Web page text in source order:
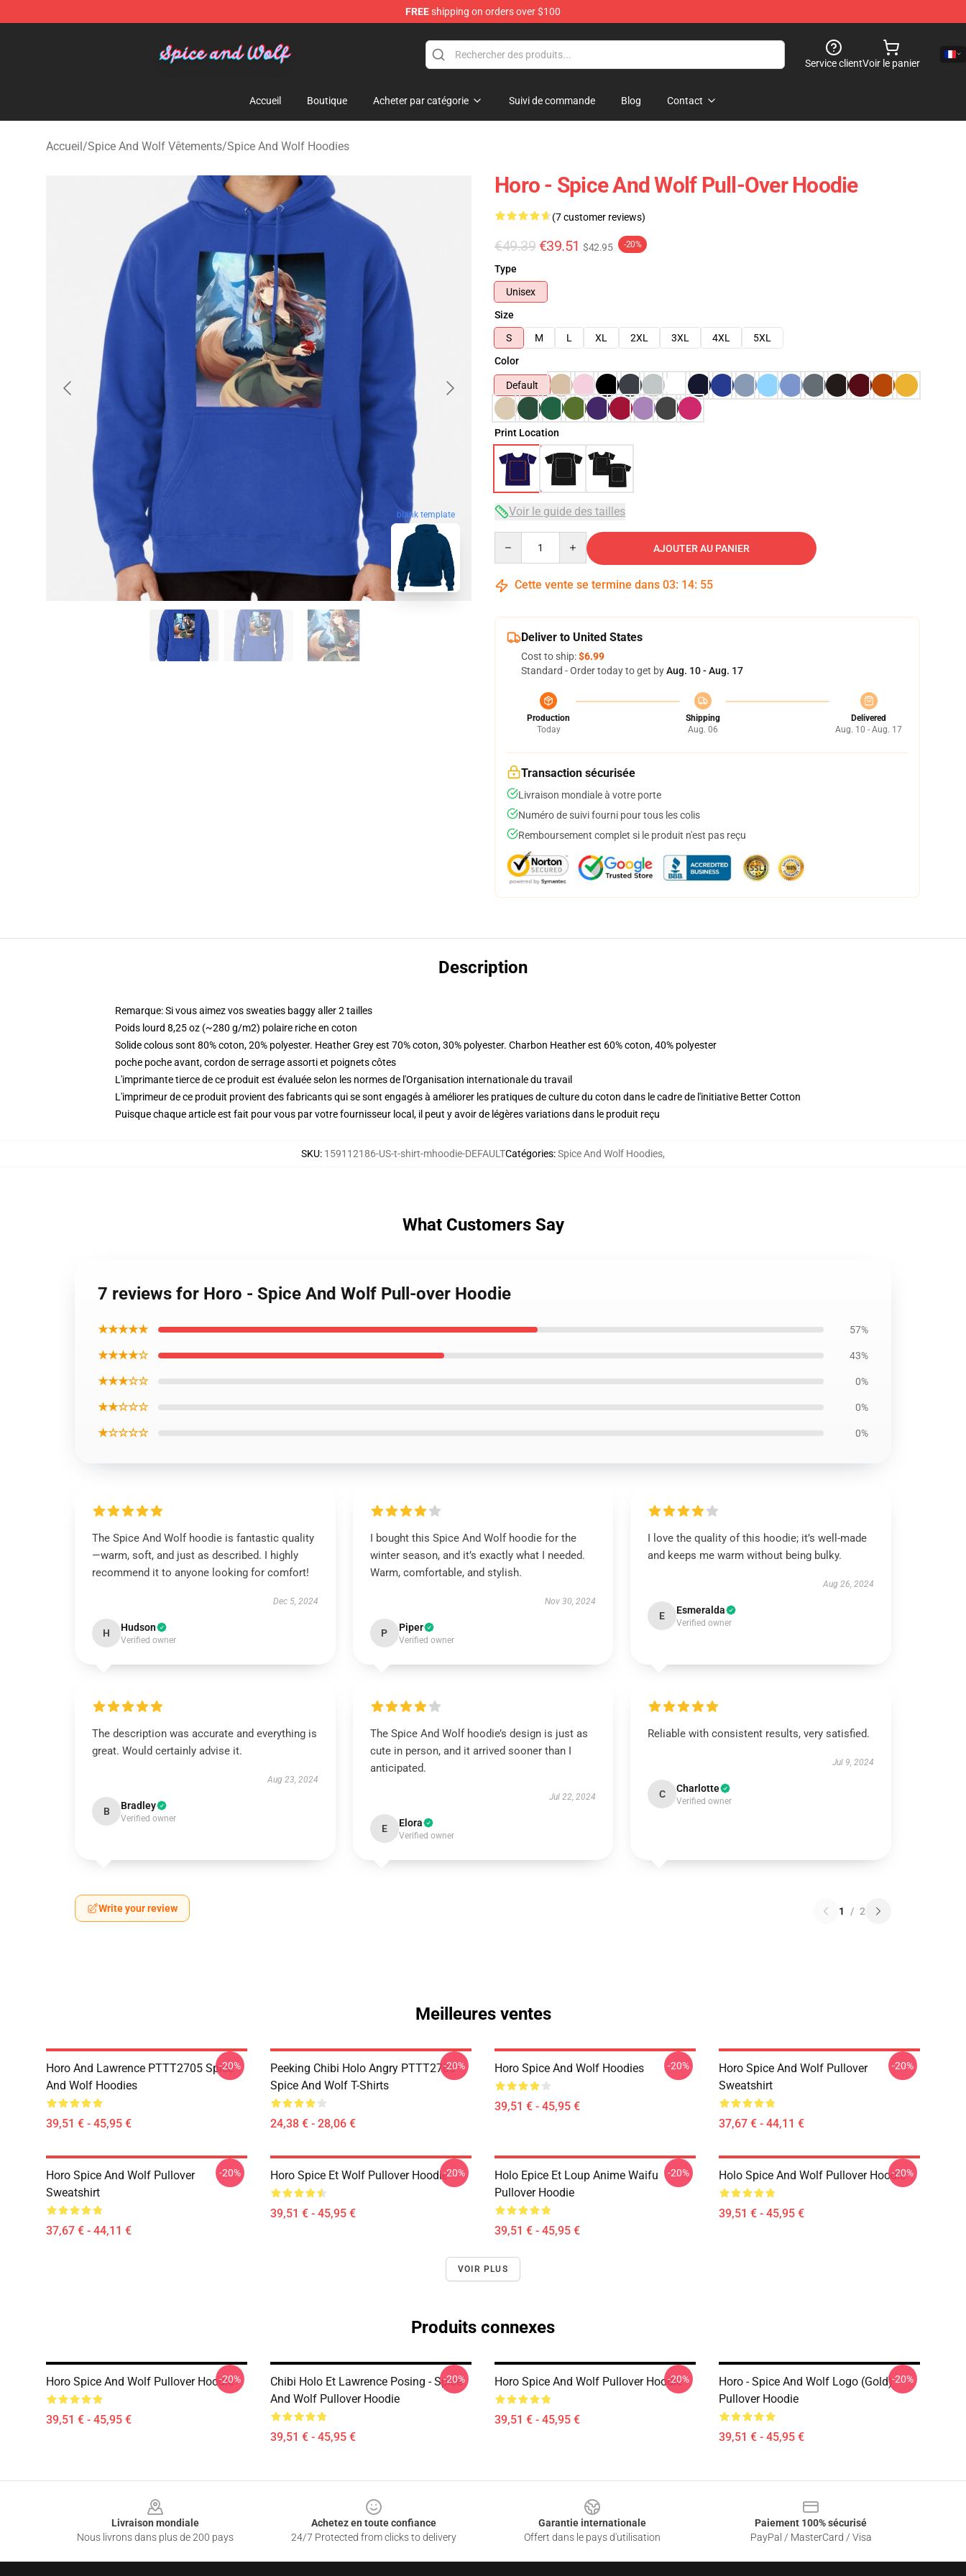
FREEshipping on orders over $100
Service clientVoir le panier
Accueil Boutique Acheter par catégorie Suivi de commande Blog Contact
Accueil/Spice And Wolf Vêtements/Spice And Wolf Hoodies
blank template
Horo - Spice And Wolf Pull-Over Hoodie
(7 customer reviews)
€49.39 €39.51 $42.95 -20%
Type
Unisex
Size
S
M L XL 2XL 3XL 4XL
5XL
Color
Default
Print Location
Voir le guide des tailles
AJOUTER AU PANIER
Cette vente se termine dans 03: 14: 54
Deliver to United States
Cost to ship:$6.99
Standard - Order today to get byAug. 10 - Aug. 17
Production
Today
Shipping
Aug. 06
Delivered
Aug. 10 - Aug. 17
Transaction sécurisée
Livraison mondiale à votre porte
Numéro de suivi fourni pour tous les colis
Remboursement complet si le produit n'est pas reçu
Description
Remarque: Si vous aimez vos sweaties baggy aller 2 tailles
Poids lourd 8,25 oz (~280 g/m2) polaire riche en coton
Solide colous sont 80% coton, 20% polyester. Heather Grey est 70% coton, 30% polyester. Charbon Heather est 60% coton, 40% polyester
poche poche avant, cordon de serrage assorti et poignets côtes
L'imprimante tierce de ce produit est évaluée selon les normes de l'Organisation internationale du travail
L'imprimeur de ce produit provient des fabricants qui se sont engagés à améliorer les pratiques de culture du coton dans le cadre de l'initiative Better Cotton
Puisque chaque article est fait pour vous par votre fournisseur local, il peut y avoir de légères variations dans le produit reçu
SKU: 159112186-US-t-shirt-mhoodie-DEFAULTCatégories:Spice And Wolf Hoodies,
What Customers Say
7 reviews for Horo - Spice And Wolf Pull-over Hoodie
★★★★★ 57%
★★★★☆ 43%
★★★☆☆ 0%
★★☆☆☆ 0%
★☆☆☆☆ 0%
The Spice And Wolf hoodie is fantastic quality
—warm, soft, and just as described. I highly
recommend it to anyone looking for comfort!
Dec 5, 2024
H Hudson
Verified owner
I bought this Spice And Wolf hoodie for the
winter season, and it’s exactly what I needed.
Warm, comfortable, and stylish.
Nov 30, 2024
P Piper
Verified owner
I love the quality of this hoodie; it’s well-made
and keeps me warm without being bulky.
Aug 26, 2024
E Esmeralda
Verified owner
The description was accurate and everything is
great. Would certainly advise it.
Aug 23, 2024
B Bradley
Verified owner
The Spice And Wolf hoodie’s design is just as
cute in person, and it arrived sooner than I
anticipated.
Jul 22, 2024
E Elora
Verified owner
Reliable with consistent results, very satisfied.
Jul 9, 2024
C Charlotte
Verified owner
Write your review 1 / 2
Meilleures ventes
Horo And Lawrence PTTT2705 Spice
And Wolf Hoodies
39,51 € - 45,95 €
-20%
Peeking Chibi Holo Angry PTTT2705
Spice And Wolf T-Shirts
24,38 € - 28,06 €
-20% Horo Spice And Wolf Hoodies
39,51 € - 45,95 €
-20%
Horo Spice And Wolf Pullover
Sweatshirt
37,67 € - 44,11 €
-20%
Horo Spice And Wolf Pullover
Sweatshirt
37,67 € - 44,11 €
-20% Horo Spice Et Wolf Pullover Hoodie
39,51 € - 45,95 €
-20%
Holo Epice Et Loup Anime Waifu
Pullover Hoodie
39,51 € - 45,95 €
-20% Holo Spice And Wolf Pullover Hoodie
39,51 € - 45,95 €
-20%
VOIR PLUS
Produits connexes
Horo Spice And Wolf Pullover Hoodie
39,51 € - 45,95 €
-20%
Chibi Holo Et Lawrence Posing - Spice
And Wolf Pullover Hoodie
39,51 € - 45,95 €
-20% Horo Spice And Wolf Pullover Hoodie
39,51 € - 45,95 €
-20%
Horo - Spice And Wolf Logo (Gold)
Pullover Hoodie
39,51 € - 45,95 €
-20%
Livraison mondiale
Nous livrons dans plus de 200 pays
Achetez en toute confiance
24/7 Protected from clicks to delivery
Garantie internationale
Offert dans le pays d'utilisation
Paiement 100% sécurisé
PayPal / MasterCard / Visa